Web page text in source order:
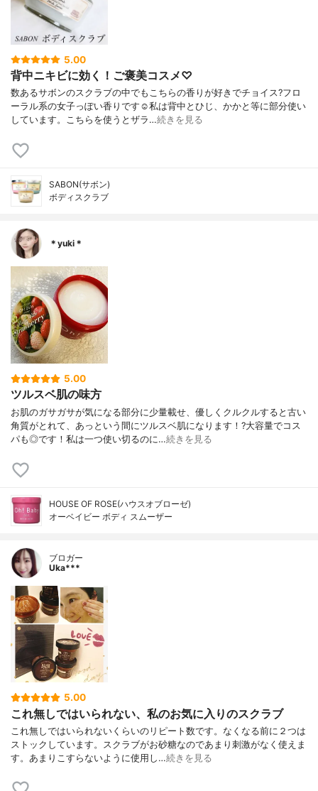
5.00
背中ニキビに効く！ご褒美コスメ♡
数あるサボンのスクラブの中でもこちらの香りが好きでチョイス?フロ
ーラル系の女子っぽい香りです☺️私は背中とひじ、かかと等に部分使い
しています。こちらを使うとザラ…続きを見る
SABON(サボン)
ボディスクラブ
＊yuki＊
5.00
ツルスベ肌の味方
お肌のガサガサが気になる部分に少量載せ、優しくクルクルすると古い
角質がとれて、あっという間にツルスベ肌になります！?大容量でコス
パも◎です！私は一つ使い切るのに…続きを見る
HOUSE OF ROSE(ハウスオブローゼ)
オーベイビー ボディ スムーザー
ブロガー
Uka***
5.00
これ無しではいられない、私のお気に入りのスクラブ
これ無しではいられないくらいのリピート数です。なくなる前に２つは
ストックしています。スクラブがお砂糖なのであまり刺激がなく使えま
す。あまりこすらないように使用し…続きを見る